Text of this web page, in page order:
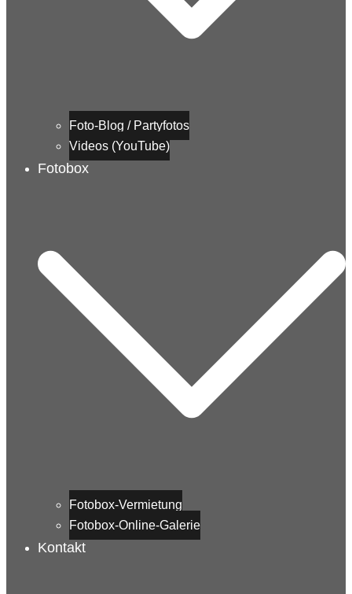
Foto-Blog / Partyfotos
Videos (YouTube)
Fotobox
Fotobox-Vermietung
Fotobox-Online-Galerie
Kontakt